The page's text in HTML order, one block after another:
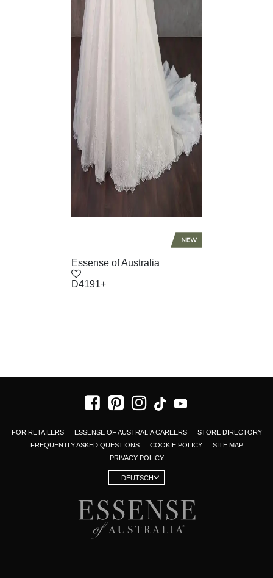
Essense of Australia
D4191+
FOR RETAILERS ESSENSE OF AUSTRALIA CAREERS
STORE DIRECTORY
FREQUENTLY ASKED QUESTIONS
COOKIE POLICY
SITE MAP
PRIVACY POLICY
DEUTSCH